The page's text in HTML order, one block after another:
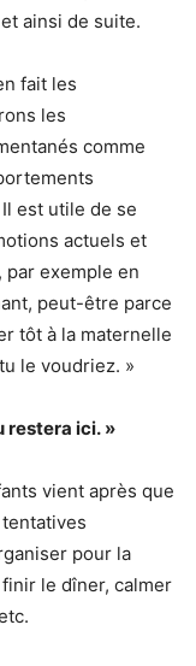
ainsi de suite.
fait les
les
comme
est utile de se
actuels et
par exemple en
peut-être parce
tôt à la maternelle
le voudriez. »
restera ici. »
vient après que
pour la
le dîner, calmer